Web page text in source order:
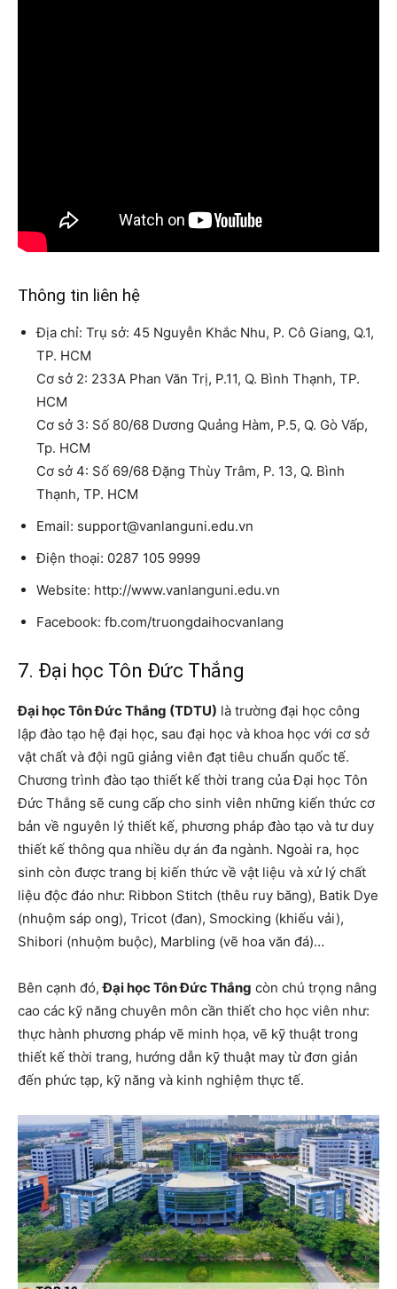
Thông tin liên hệ
Địa chỉ: Trụ sở: 45 Nguyễn Khắc Nhu, P. Cô Giang, Q.1,
TP. HCM
Cơ sở 2: 233A Phan Văn Trị, P.11, Q. Bình Thạnh, TP.
HCM
Cơ sở 3: Số 80/68 Dương Quảng Hàm, P.5, Q. Gò Vấp,
Tp. HCM
Cơ sở 4: Số 69/68 Đặng Thùy Trâm, P. 13, Q. Bình
Thạnh, TP. HCM
Email: support@vanlanguni.edu.vn
Điện thoại: 0287 105 9999
Website: http://www.vanlanguni.edu.vn
Facebook: fb.com/truongdaihocvanlang
7. Đại học Tôn Đức Thắng
Đại học Tôn Đức Thắng (TDTU) là trường đại học công
lập đào tạo hệ đại học, sau đại học và khoa học với cơ sở
vật chất và đội ngũ giảng viên đạt tiêu chuẩn quốc tế.
Chương trình đào tạo thiết kế thời trang của Đại học Tôn
Đức Thắng sẽ cung cấp cho sinh viên những kiến ​​thức cơ
bản về nguyên lý thiết kế, phương pháp đào tạo và tư duy
thiết kế thông qua nhiều dự án đa ngành. Ngoài ra, học
sinh còn được trang bị kiến ​​thức về vật liệu và xử lý chất
liệu độc đáo như: Ribbon Stitch (thêu ruy băng), Batik Dye
(nhuộm sáp ong), Tricot (đan), Smocking (khiếu vải),
Shibori (nhuộm buộc), Marbling (vẽ hoa văn đá)…
Bên cạnh đó,Đại học Tôn Đức Thắng còn chú trọng nâng
cao các kỹ năng chuyên môn cần thiết cho học viên như:
thực hành phương pháp vẽ minh họa, vẽ kỹ thuật trong
thiết kế thời trang, hướng dẫn kỹ thuật may từ đơn giản
đến phức tạp, kỹ năng và kinh nghiệm thực tế.